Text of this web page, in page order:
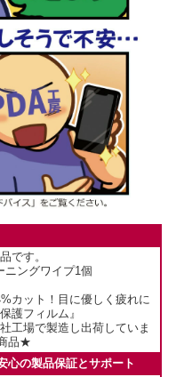
です。
ニングワイプ1個
カット！目に優しく疲れに
護フィルム』
工場で製造し出荷していま
品★
心の製品保証とサポート